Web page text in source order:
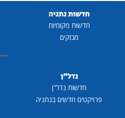
חדשות נתניה
חדשות מקומיות
מבזקים
נדל"ן
חדשות נדל"ן
פרויקטים חדשים בנתניה